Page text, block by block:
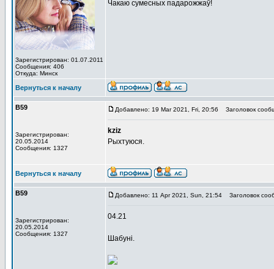
Зарегистрирован: 01.07.2011
Сообщения: 406
Откуда: Минск
Чакаю сумесных падарожжаў!
Вернуться к началу
В59
Зарегистрирован:
20.05.2014
Сообщения: 1327
Добавлено: 19 Mar 2021, Fri, 20:56 Заголовок
kziz
Рыхтуюся.
Вернуться к началу
В59
Зарегистрирован:
20.05.2014
Сообщения: 1327
Добавлено: 11 Apr 2021, Sun, 21:54 Заголовок
04.21
Шабуні.